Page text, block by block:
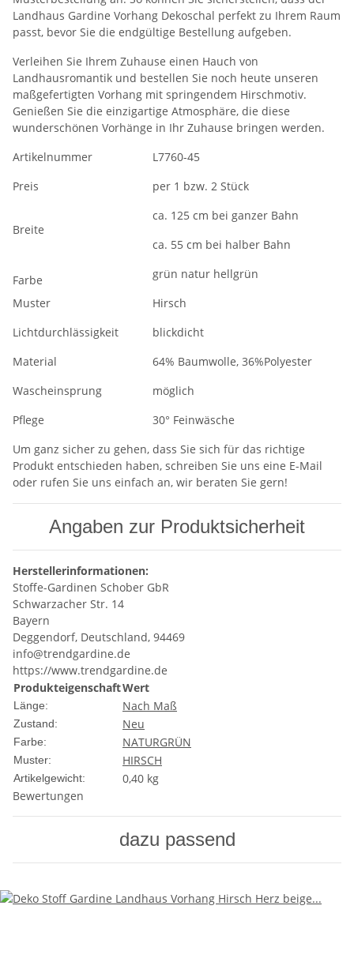
Landhaus Gardine Vorhang Dekoschal perfekt zu Ihrem Raum
passt, bevor Sie die endgültige Bestellung aufgeben.
Verleihen Sie Ihrem Zuhause einen Hauch von
Landhausromantik und bestellen Sie noch heute unseren
maßgefertigten Vorhang mit springendem Hirschmotiv.
Genießen Sie die einzigartige Atmosphäre, die diese
wunderschönen Vorhänge in Ihr Zuhause bringen werden.
Artikelnummer
L7760-45
Preis
per 1 bzw. 2 Stück
Breite
ca. 125 cm bei ganzer Bahn
ca. 55 cm bei halber Bahn
Farbe
grün natur hellgrün
Muster
Hirsch
Lichtdurchlässigkeit
blickdicht
Material
64% Baumwolle, 36%Polyester
Wascheinsprung
möglich
Pflege
30° Feinwäsche
Um ganz sicher zu gehen, dass Sie sich für das richtige
Produkt entschieden haben, schreiben Sie uns eine E-Mail
oder rufen Sie uns einfach an, wir beraten Sie gern!
Angaben zur Produktsicherheit
Herstellerinformationen:
Stoffe-Gardinen Schober GbR
Schwarzacher Str. 14
Bayern
Deggendorf, Deutschland, 94469
info@trendgardine.de
https://www.trendgardine.de
ProdukteigenschaftWert
Länge: Nach Maß
Zustand: Neu
Farbe: NATURGRÜN
Muster: HIRSCH
Artikelgewicht: 0,40 kg
Bewertungen
dazu passend